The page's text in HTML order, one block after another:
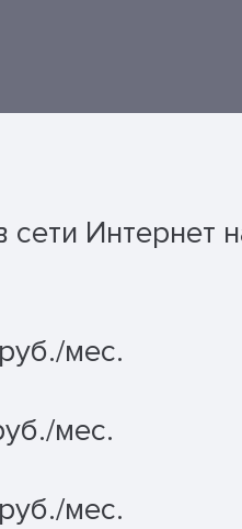
Интернет
мес.
мес.
мес.